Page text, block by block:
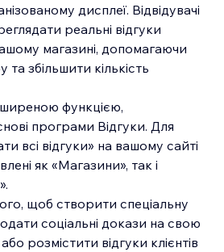
дисплеї. Відвідувачі
реальні відгуки
магазині, допомагаючи
та збільшити кількість
функцією,
програми Відгуки. Для
всі відгуки» на вашому сайті
як «Магазини», так і
щоб створити спеціальну
соціальні докази на свою
розмістити відгуки клієнтів